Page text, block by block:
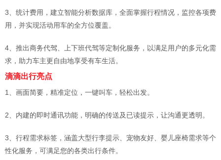
3、统计费用，建立智能分析数据库，全面掌握行程情况，监控各项费
用，并实现活动用车的全方位覆盖。
4、推出商务代驾、上下班代驾等定制化服务，以满足用户的多元化需
求，助力车主更自由地享受有车生活。
滴滴出行亮点
1、画面简要，精准定位，一键叫车，轻松出发。
2、内建的即时通讯功能，明确的传送及已读提示，让沟通更透明。
3、行程需求标签，涵盖大型行李提示、宠物友好、婴儿座椅需求等个
性化服务，可满足您的各类出行条件。